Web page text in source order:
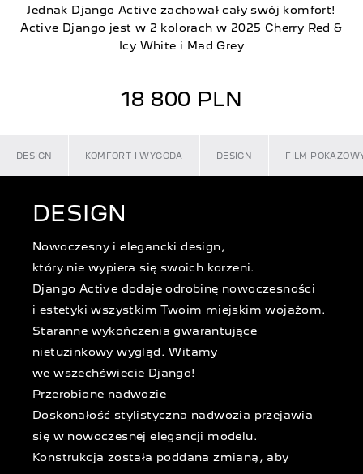
Jednak Django Active zachował cały swój komfort!
Active Django jest w 2 kolorach w 2025 Cherry Red &
Icy White i Mad Grey
18 800 PLN
DESIGN KOMFORT I WYGODA DESIGN FILM
DESIGN
Nowoczesny i elegancki design,
który nie wypiera się swoich korzeni.
Django Active dodaje odrobinę nowoczesności
i estetyki wszystkim Twoim miejskim wojażom.
Staranne wykończenia gwarantujące
nietuzinkowy wygląd. Witamy
we wszechświecie Django!
Przerobione nadwozie
Doskonałość stylistyczna nadwozia przejawia
się w nowoczesnej elegancji modelu.
Konstrukcja została poddana zmianą, aby